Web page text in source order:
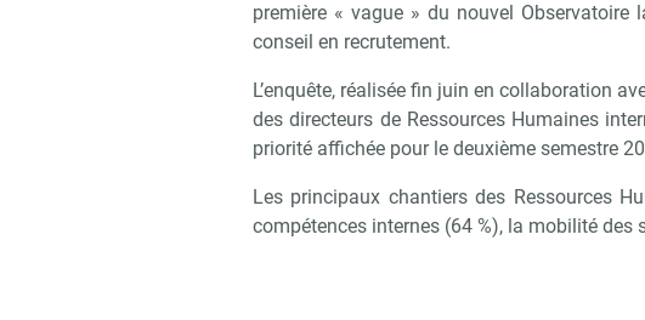
première « vague » du nouvel
conseil en recrutement.
L’enquête, réalisée fin juin en collaboration
des directeurs de Ressources Humaines
priorité affichée pour le deuxième semestre
Les principaux chantiers des Ressources
compétences internes (64 %), la mobilité des